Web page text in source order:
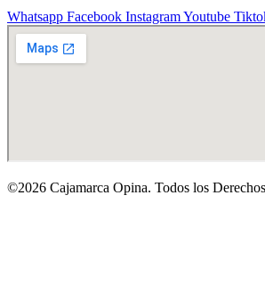
Whatsapp Facebook InstagramYoutube
©2026 Cajamarca Opina. Todos los